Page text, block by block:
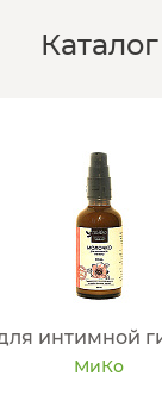
Каталог
интимной
МиКо